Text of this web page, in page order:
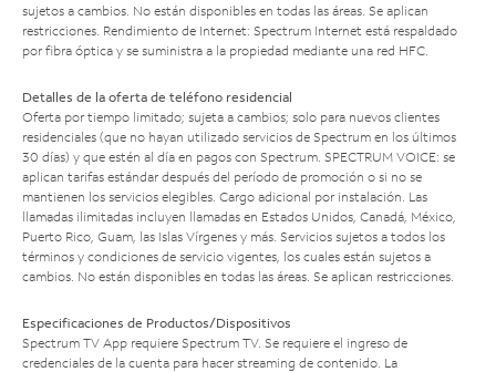
sujetos a cambios. No están disponibles en todas las áreas. Se aplican
restricciones. Rendimiento de Internet: Spectrum Internet está respaldado
por fibra óptica y se suministra a la propiedad mediante una red HFC.
Detalles de la oferta de teléfono residencial
Oferta por tiempo limitado; sujeta a cambios; solo para nuevos clientes
residenciales (que no hayan utilizado servicios de Spectrum en los últimos
30 días) y que estén al día en pagos con Spectrum. SPECTRUM VOICE: se
aplican tarifas estándar después del período de promoción o si no se
mantienen los servicios elegibles. Cargo adicional por instalación. Las
llamadas ilimitadas incluyen llamadas en Estados Unidos, Canadá, México,
Puerto Rico, Guam, las Islas Vírgenes y más. Servicios sujetos a todos los
términos y condiciones de servicio vigentes, los cuales están sujetos a
cambios. No están disponibles en todas las áreas. Se aplican restricciones.
Especificaciones de Productos/Dispositivos
Spectrum TV App requiere Spectrum TV. Se requiere el ingreso de
credenciales de la cuenta para hacer streaming de contenido. La